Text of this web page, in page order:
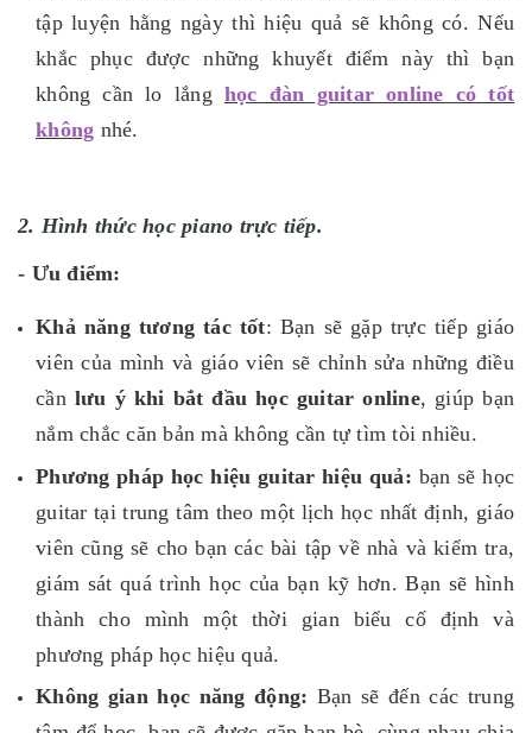
tập luyện hằng ngày thì hiệu quả sẽ không có. Nếu
khắc phục được những khuyết điểm này thì bạn
không cần lo lắng học đàn guitar online có tốt
không nhé.
2. Hình thức học piano trực tiếp.
- Ưu điểm:
Khả năng tương tác tốt: Bạn sẽ gặp trực tiếp giáo
viên của mình và giáo viên sẽ chỉnh sửa những điều
cần lưu ý khi bắt đầu học guitar online, giúp bạn
nắm chắc căn bản mà không cần tự tìm tòi nhiều.
Phương pháp học hiệu guitar hiệu quả: bạn sẽ học
guitar tại trung tâm theo một lịch học nhất định, giáo
viên cũng sẽ cho bạn các bài tập về nhà và kiểm tra,
giám sát quá trình học của bạn kỹ hơn. Bạn sẽ hình
thành cho mình một thời gian biểu cố định và
phương pháp học hiệu quả.
Không gian học năng động: Bạn sẽ đến các trung